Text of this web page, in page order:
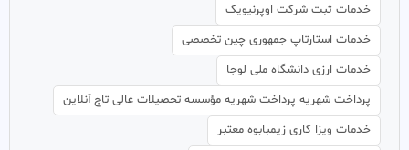
خدمات ثبت شرکت اوپرنیویک
خدمات استارتاپ جمهوری چین تخصصی
خدمات ارزی دانشگاه ملی لوجا
پرداخت شهریه پرداخت شهریه مؤسسه تحصیلات عالی تاج آنلاین
خدمات ویزا کاری زیمبابوه معتبر